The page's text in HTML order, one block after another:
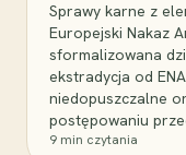
Sprawy karne z
Europejski Nakaz
sformalizowana
ekstradycja od
niedopuszczalne
postępowaniu
9 min czytania